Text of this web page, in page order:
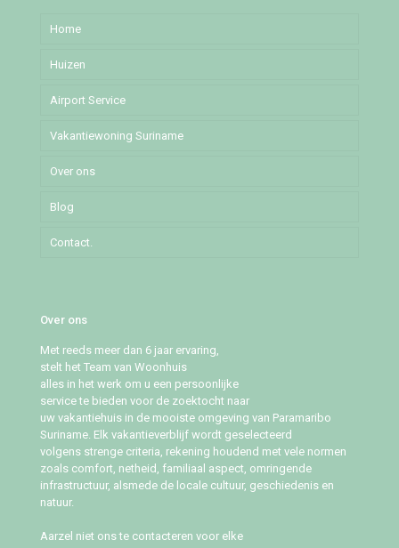
Home
Huizen
Djedoestraat
Mochalaan
Pommeroosstraat
Puleowinastraat
Tillystraat
Airport Service
Vakantiewoning Suriname
Over ons
Blog
Contact.
Over ons
Met reeds meer dan 6 jaar ervaring,
stelt het Team van Woonhuis
alles in het werk om u een persoonlijke
service te bieden voor de zoektocht naar
uw vakantiehuis in de mooiste omgeving van Paramaribo
Suriname. Elk vakantieverblijf wordt geselecteerd
volgens strenge criteria, rekening houdend met vele normen
zoals comfort, netheid, familiaal aspect, omringende
infrastructuur, alsmede de locale cultuur, geschiedenis en
natuur.
Aarzel niet ons te contacteren voor elke